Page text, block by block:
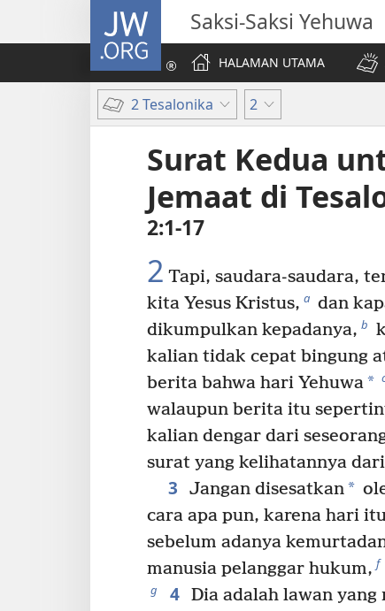
JW.ORG Saksi-Saksi Yehuwa
HALAMAN UTAMA
2 Tesalonika 2
Surat Kedua
Jemaat di
2:1-17
2 Tapi, saudara-saudara,
kita Yesus Kristus, a dan
dikumpulkan kepadanya, b
kalian tidak cepat bingung
berita bahwa hari Yehuwa*
walaupun berita itu
kalian dengar dari
surat yang kelihatannya
3 Jangan disesatkan*
cara apa pun, karena hari
sebelum adanya
manusia pelanggar hukum, f
g 4 Dia adalah lawan